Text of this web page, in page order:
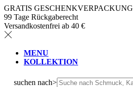
GRATIS GESCHENKVERPACKUNG
99 Tage Rückgaberecht
Versandkostenfrei ab 40 €
MENU
KOLLEKTION
suchen nach>